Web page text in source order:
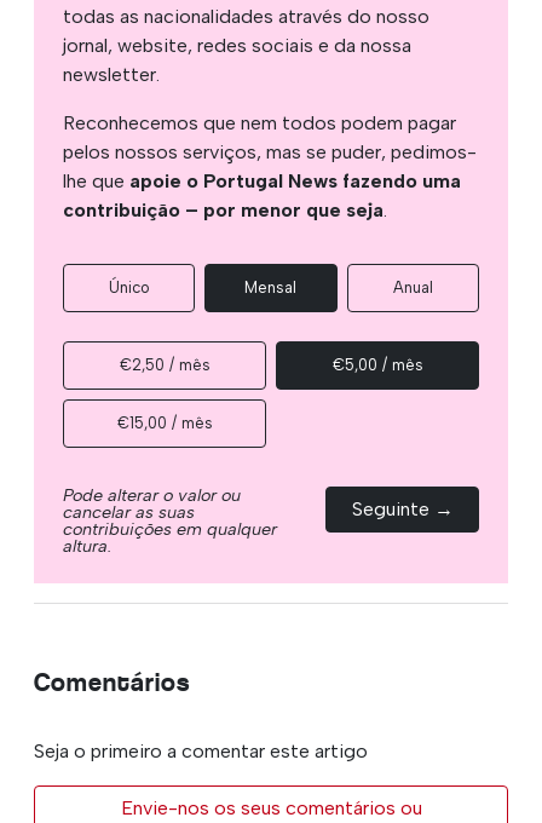
todas as nacionalidades através do nosso
jornal, website, redes sociais e da nossa
newsletter.
Reconhecemos que nem todos podem pagar
pelos nossos serviços, mas se puder, pedimos-
lhe que apoie o Portugal News fazendo uma
contribuição – por menor que seja.
Único Mensal Anual
€2,50 / mês €5,00 / mês
€15,00 / mês
Pode alterar o valor ou
cancelar as suas
contribuições em qualquer
altura.
Seguinte →
Comentários
Seja o primeiro a comentar este artigo
Envie-nos os seus comentários ou